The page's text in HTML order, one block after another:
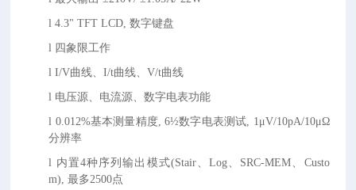
l4.3" TFT LCD, 数字键盘
l 四象限工作
lI/V曲线、I/t曲线、V/t曲线
l 电压源、电流源、数字电表功能
l 0.012%基本测量精度, 6½数字电表测试, 1μV/10pA/10μΩ
分辨率
l 内置4种序列输出模式(Stair、Log、SRC-MEM、Custo
m), 最多2500点